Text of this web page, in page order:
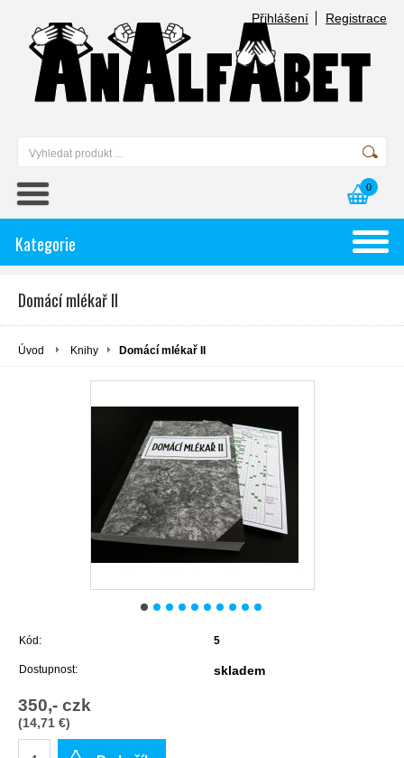
Přihlášení Registrace
0
Kategorie
Domácí mlékař II
Úvod Knihy Domácí mlékař II
Kód: 5
Dostupnost: skladem
350,- czk
(14,71 €)